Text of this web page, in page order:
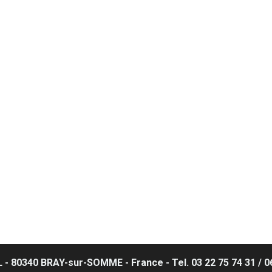
- 80340 BRAY-sur-SOMME - France - Tel. 03 22 75 74 31